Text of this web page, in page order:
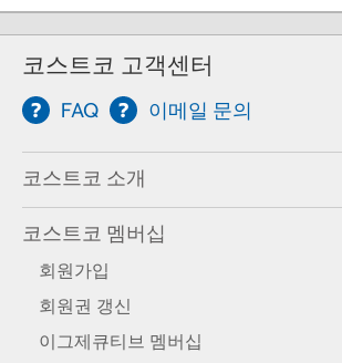
코스트코 고객센터
FAQ 이메일 문의
코스트코 소개
코스트코 멤버십
회원가입
회원권 갱신
이그제큐티브 멤버십